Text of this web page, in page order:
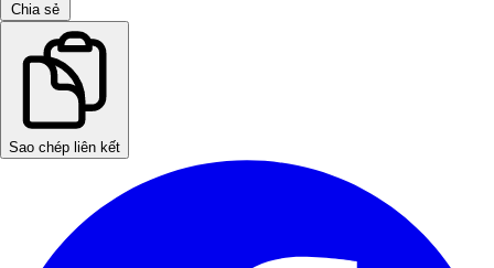
Chia sẻ
Sao chép liên kết